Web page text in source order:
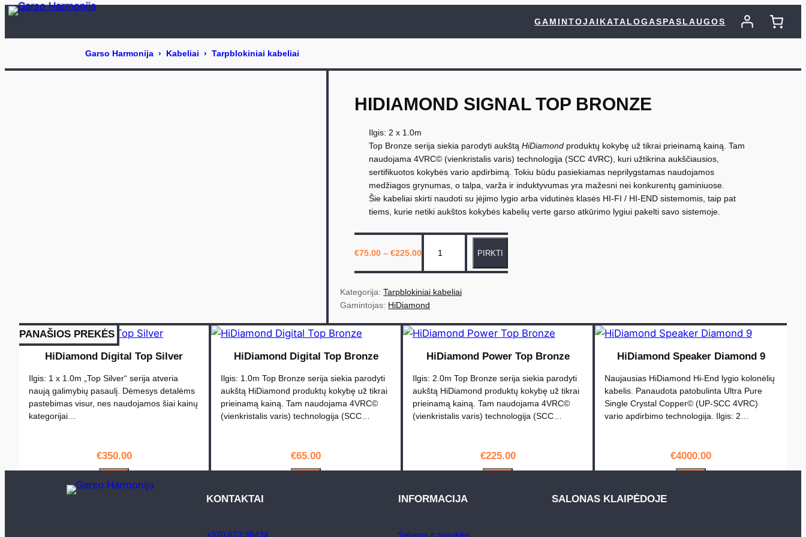
Eiti
GAMINTOJAI KATALOGASPASLAUGOS
HIDIAMOND SIGNAL TOP BRONZE
Ilgis: 2 x 1.0m
Top Bronze serija siekia parodyti aukštąHiDiamond produktų kokybę už tikrai prieinamą kainą. Tam
naudojama 4VRC© (vienkristalis varis) technologija (SCC 4VRC), kuri užtikrina aukščiausios,
sertifikuotos kokybės vario apdirbimą. Tokiu būdu pasiekiamas neprilygstamas naudojamos
medžiagos grynumas, o talpa, varža ir induktyvumas yra mažesni nei konkurentų gaminiuose.
Šie kabeliai skirti naudoti su įėjimo lygio arba vidutinės klasės HI-FI / HI-END sistemomis, taip pat
tiems, kurie netiki aukštos kokybės kabelių verte garso atkūrimo lygiui pakelti savo sistemoje.
€75.00 –€225.00
o
d
u
k
t
o
i
e
k
PIRKTI
Kategorija: Tarpblokiniai kabeliai
Gamintojas: HiDiamond
PANAŠIOS PREKĖS
HiDiamond Digital Top Silver
Ilgis: 1 x 1.0m „Top Silver“ serija atveria
naują galimybių pasaulį. Dėmesys detalėms
pastebimas visur, nes naudojamos šiai kainų
kategorijai…
€350.00
PIRKTI
HiDiamond Digital Top Bronze
Ilgis: 1.0m Top Bronze serija siekia parodyti
aukštą HiDiamond produktų kokybę už tikrai
prieinamą kainą. Tam naudojama 4VRC©
(vienkristalis varis) technologija (SCC…
€65.00
HiDiamond Power Top Bronze
Ilgis: 2.0m Top Bronze serija siekia parodyti
aukštą HiDiamond produktų kokybę už tikrai
prieinamą kainą. Tam naudojama 4VRC©
(vienkristalis varis) technologija (SCC…
€225.00
HiDiamond Speaker Diamond 9
Naujausias HiDiamond Hi-End lygio kolonėlių
kabelis. Panaudota patobulinta Ultra Pure
Single Crystal Copper© (UP-SCC 4VRC)
vario apdirbimo technologija. Ilgis: 2…
€4000.00
KONTAKTAI
+370 673 38434
INFORMACIJA
Sąlygos ir taisyklės
SALONAS KLAIPĖDOJE